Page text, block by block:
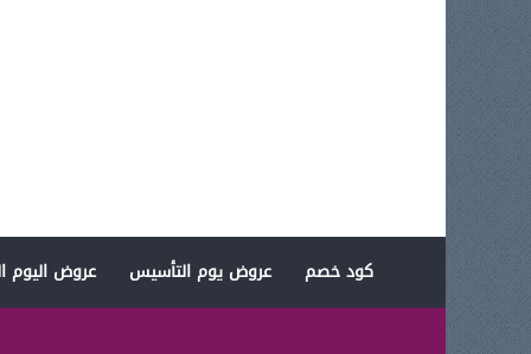
كود خصم عروض يوم التأسيس عروض اليوم